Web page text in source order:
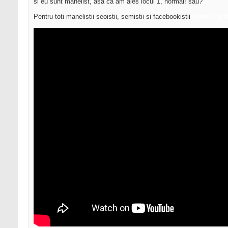
Pentru toti manelistii seoistii, semistii si facebookistii